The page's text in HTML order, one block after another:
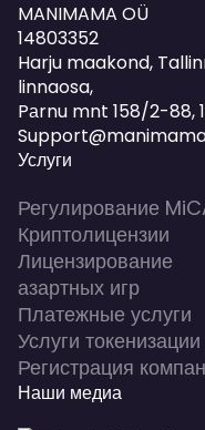
MANIMAMA OÜ
14803352
Harju maakond,
linnaosa,
Pаrnu mnt 158/2-88,
Услуги
Регулирование
Криптолицензии
Лицензирование
азартных игр
Платежные услуги
Услуги токенизации
Регистрация
Наши медиа